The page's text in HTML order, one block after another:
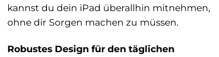
kannst du dein iPad überallhin mitnehmen,
ohne dir Sorgen machen zu müssen.
Robustes Design für den täglichen